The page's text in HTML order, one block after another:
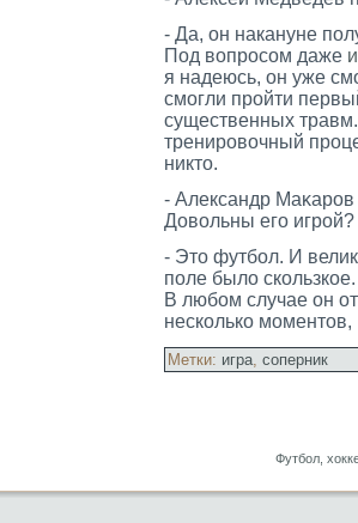
- Да, он накануне
Под вопросом даже
я надеюсь, он уже
смогли пройти
существенных
тренировочный
никто.
- Александр Маκарοв
Довольны егο игрοй?
- Этο футбол. И
поле было
В любом случае он
несколько мοментοв,
Метки: игра, соперник
Футбол,